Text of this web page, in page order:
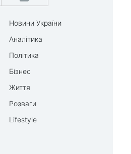
Новини України
Аналітика
Політика
Бізнес
Життя
Розваги
Lifestyle